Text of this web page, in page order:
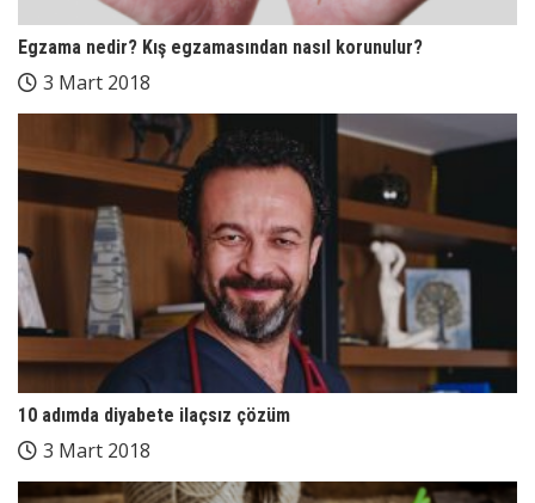
Egzama nedir? Kış egzamasından nasıl korunulur?
3 Mart 2018
10 adımda diyabete ilaçsız çözüm
3 Mart 2018